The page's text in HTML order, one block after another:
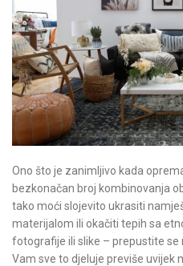
Ono što je zanimljivo kada
bezkonačan broj kombinovanja
tako moći slojevito ukrasiti
materijalom ili okačiti tepih sa
fotografije ili slike – prepustite se
Vam sve to djeluje previše uvijek